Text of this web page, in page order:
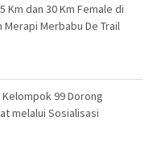
Km dan 30 Km Female di
Merapi Merbabu De Trail
Kelompok 99 Dorong
melalui Sosialisasi